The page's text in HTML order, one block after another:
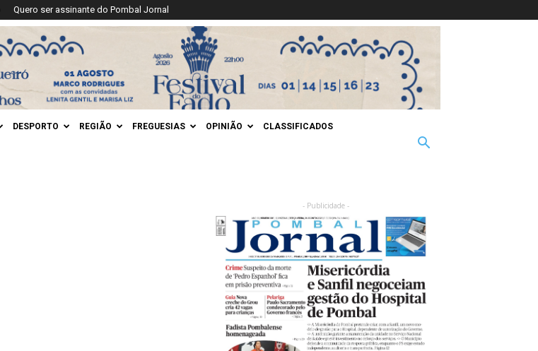
Quero ser assinante do Pombal Jornal
DESPORTO REGIÃO FREGUESIAS OPINIÃO CLASSIFICADOS
- Publicidade -